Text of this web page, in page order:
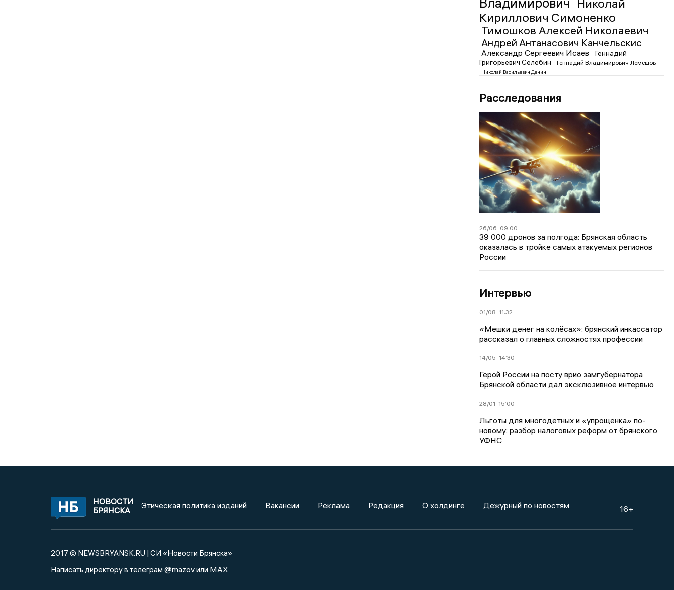
Николай
Кириллович Симоненко
Тимошков Алексей Николаевич
Андрей Антанасович Канчельскис
Александр Сергеевич Исаев
Геннадий
Григорьевич Селебин
Геннадий Владимирович Лемешов
Николай Васильевич Денин
Расследования
26/06 09:00
39 000 дронов за полгода: Брянская область
оказалась в тройке самых атакуемых регионов
России
Интервью
01/08 11:32
«Мешки денег на колёсах»: брянский инкассатор
рассказал о главных сложностях профессии
14/05 14:30
Герой России на посту врио замгубернатора
Брянской области дал эксклюзивное интервью
28/01 15:00
Льготы для многодетных и «упрощенка» по-
новому: разбор налоговых реформ от брянского
УФНС
НОВОСТИ
БРЯНСКА
Этическая политика изданий Вакансии Реклама Редакция О холдинге Дежурный по новостям 16+
2017 © NEWSBRYANSK.RU | СИ «Новости Брянска»
Написать директору в телеграм @mazovили MAX